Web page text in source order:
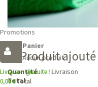
Promotions
Panier
Aucun produit
Livraison gratuite ! Livraison
0,00 €Total
Produit ajouté
Quantité
Total